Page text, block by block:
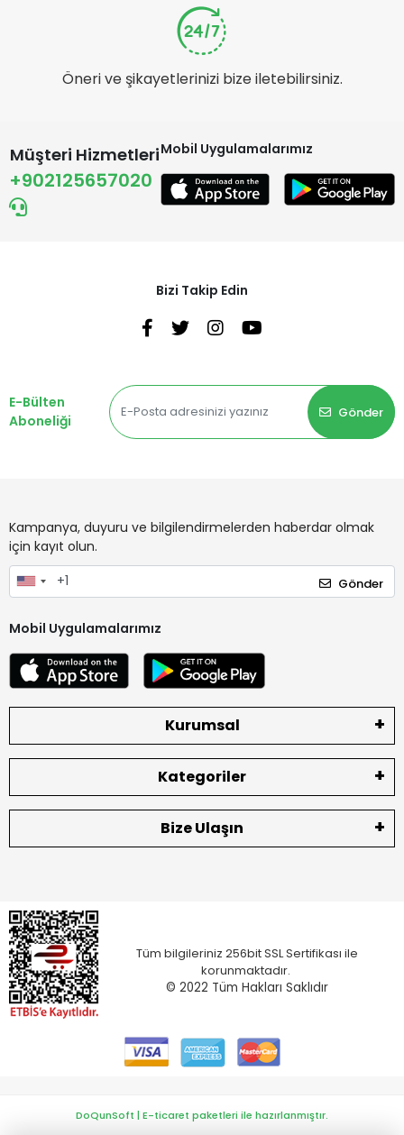
Öneri ve şikayetlerinizi bize iletebilirsiniz.
Müşteri Hizmetleri
+902125657020
Mobil Uygulamalarımız
Bizi Takip Edin
E-Bülten
Aboneliği
Gönder
Kampanya, duyuru ve bilgilendirmelerden haberdar olmak
için kayıt olun.
Gönder
Mobil Uygulamalarımız
Kurumsal
Kategoriler
Bize Ulaşın
Tüm bilgileriniz 256bit SSL Sertifikası ile
korunmaktadır.
© 2022 Tüm Hakları Saklıdır
DoQunSoft | E-ticaret paketleri ile hazırlanmıştır.